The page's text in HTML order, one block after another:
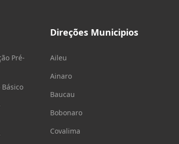
Pré-
Direções Municipios
Aileu
Ainaro
Baucau
Bobonaro
Covalima